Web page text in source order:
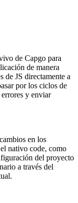
de Capgo para
de manera
de JS directamente a
por los ciclos de
y enviar
en los
nativo code, como
del proyecto
a través del